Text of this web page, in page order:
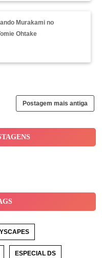
Murakami no
Ohtake
Postagem mais antiga
ESPECIAL DS